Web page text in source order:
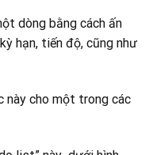
dòng bằng cách ấn
hạn, tiến độ, cũng như
này cho một trong các